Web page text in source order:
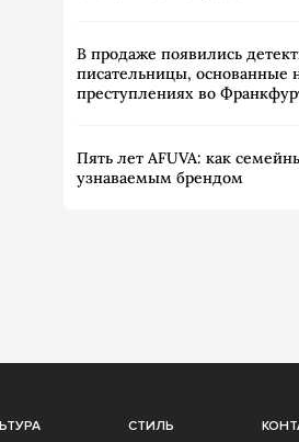
В продаже появились
писательницы, основанные
преступлениях во
Пять лет AFUVA: как
узнаваемым брендом
СТИЛЬ